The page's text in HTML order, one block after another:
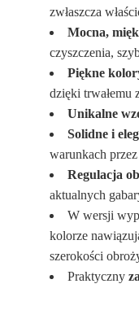
zwłaszcza
Mocna,
czyszczenia,
Piękne
dzięki trwałemu
Unikalne
Solidne i
warunkach
Regulacja
aktualnych
W wersji
kolorze
szerokości
Praktyczny